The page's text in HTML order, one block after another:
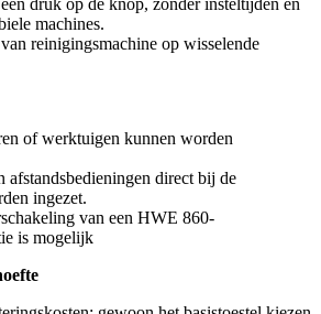
machines.
reinigingsmachine op wisselende
of werktuigen kunnen worden
afstandsbedieningen direct bij de
ingezet.
van een HWE 860-
is mogelijk